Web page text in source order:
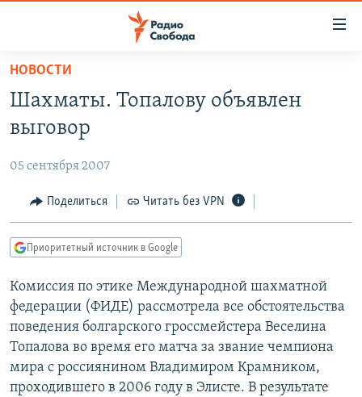
упрощенного
доступа
основному
Вернутся
главной
навигации
Вернутся
поиску
АВТОРСКИЕ ПРОЕКТЫ
ЦИТАТЫ СВОБОДЫ
МНЕНИЯ
IDEL.РЕАЛИИ
КАВКАЗ.РЕАЛИИ
СЕВЕР.РЕАЛИИ
СИБИРЬ.РЕАЛИИ
РАСПИСАНИЕ ВЕЩАНИЯ
НОВОСТИ
Шахматы. Топалову объявлен
выговор
05 сентября 2007
Поделиться Читать без VPN
Приоритетный источник в Google
Комиссия по этике Международной шахматной
федерации (ФИДЕ) рассмотрела все обстоятельства
поведения болгарского гроссмейстера Веселина
Топалова во время его матча за звание чемпиона
мира с россиянином Владимиром Крамником,
проходившего в 2006 году в Элисте. В результате